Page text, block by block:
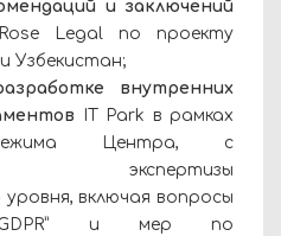
и заключений
Legal по проекту
Узбекистан;
внутренних
IT Park в рамках
Центра, с
экспертизы
включая вопросы
“GDPR” и мер по